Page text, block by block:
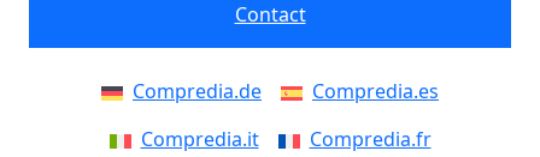
Contact
Compredia.de
Compredia.es
Compredia.it
Compredia.fr